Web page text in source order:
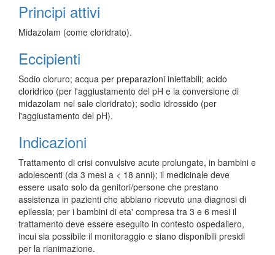
Principi attivi
Midazolam (come cloridrato).
Eccipienti
Sodio cloruro; acqua per preparazioni iniettabili; acido
cloridrico (per l'aggiustamento del pH e la conversione di
midazolam nel sale cloridrato); sodio idrossido (per
l'aggiustamento del pH).
Indicazioni
Trattamento di crisi convulsive acute prolungate, in bambini e
adolescenti (da 3 mesi a < 18 anni); il medicinale deve
essere usato solo da genitori/persone che prestano
assistenza in pazienti che abbiano ricevuto una diagnosi di
epilessia; per i bambini di eta' compresa tra 3 e 6 mesi il
trattamento deve essere eseguito in contesto ospedaliero,
incui sia possibile il monitoraggio e siano disponibili presidi
per la rianimazione.